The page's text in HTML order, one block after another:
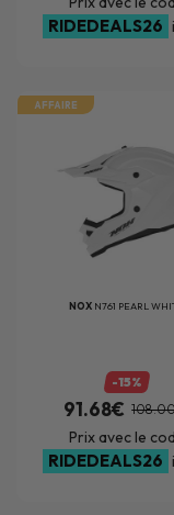
RIDEDEALS26
AFFAIRE
NOX N761 PEARL
-15%
91.68€
Prix avec le
RIDEDEALS26